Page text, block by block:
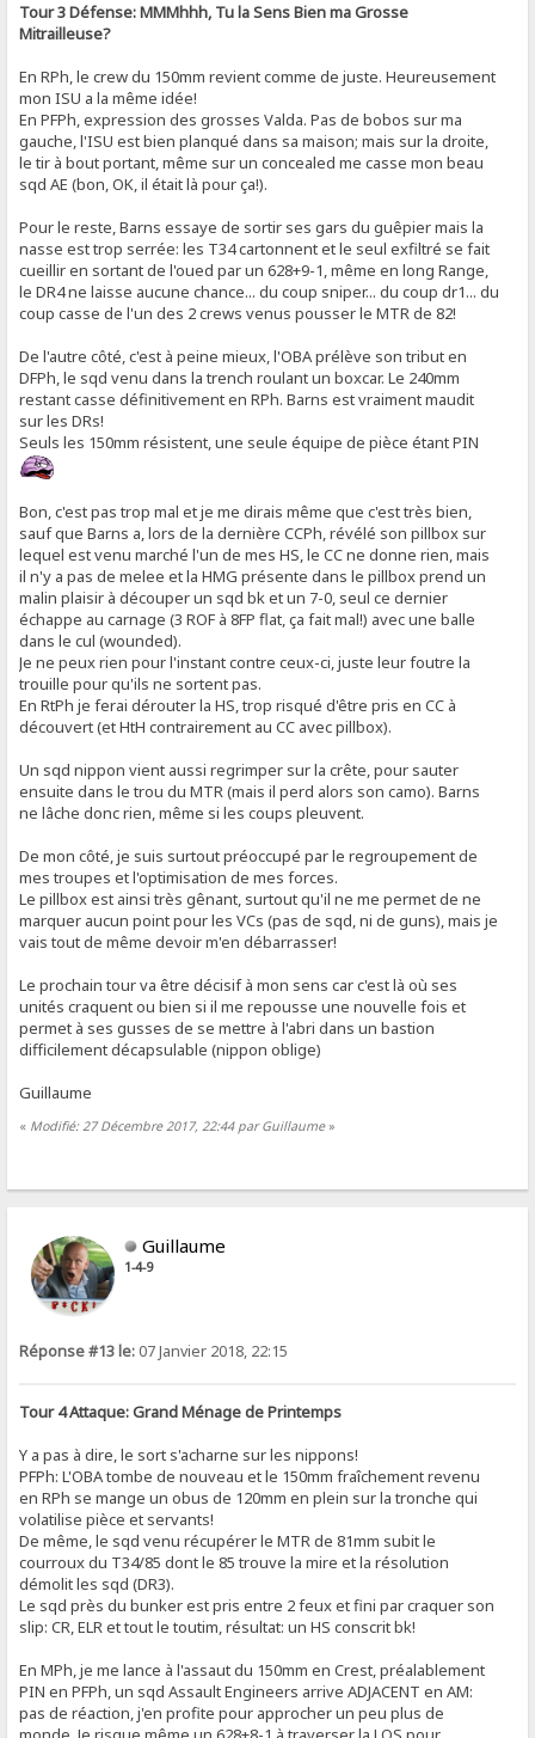
Tour 3 Défense: MMMhhh, Tu la Sens Bien ma Grosse
Mitrailleuse?
En RPh, le crew du 150mm revient comme de juste. Heureusement
mon ISU a la même idée!
En PFPh, expression des grosses Valda. Pas de bobos sur ma
gauche, l'ISU est bien planqué dans sa maison; mais sur la droite,
le tir à bout portant, même sur un concealed me casse mon beau
sqd AE (bon, OK, il était là pour ça!).
Pour le reste, Barns essaye de sortir ses gars du guêpier mais la
nasse est trop serrée: les T34 cartonnent et le seul exfiltré se fait
cueillir en sortant de l'oued par un 628+9-1, même en long Range,
le DR4 ne laisse aucune chance... du coup sniper... du coup dr1... du
coup casse de l'un des 2 crews venus pousser le MTR de 82!
De l'autre côté, c'est à peine mieux, l'OBA prélève son tribut en
DFPh, le sqd venu dans la trench roulant un boxcar. Le 240mm
restant casse définitivement en RPh. Barns est vraiment maudit
sur les DRs!
Seuls les 150mm résistent, une seule équipe de pièce étant PIN
Bon, c'est pas trop mal et je me dirais même que c'est très bien,
sauf que Barns a, lors de la dernière CCPh, révélé son pillbox sur
lequel est venu marché l'un de mes HS, le CC ne donne rien, mais
il n'y a pas de melee et la HMG présente dans le pillbox prend un
malin plaisir à découper un sqd bk et un 7-0, seul ce dernier
échappe au carnage (3 ROF à 8FP flat, ça fait mal!) avec une balle
dans le cul (wounded).
Je ne peux rien pour l'instant contre ceux-ci, juste leur foutre la
trouille pour qu'ils ne sortent pas.
En RtPh je ferai dérouter la HS, trop risqué d'être pris en CC à
découvert (et HtH contrairement au CC avec pillbox).
Un sqd nippon vient aussi regrimper sur la crête, pour sauter
ensuite dans le trou du MTR (mais il perd alors son camo). Barns
ne lâche donc rien, même si les coups pleuvent.
De mon côté, je suis surtout préoccupé par le regroupement de
mes troupes et l'optimisation de mes forces.
Le pillbox est ainsi très gênant, surtout qu'il ne me permet de ne
marquer aucun point pour les VCs (pas de sqd, ni de guns), mais je
vais tout de même devoir m'en débarrasser!
Le prochain tour va être décisif à mon sens car c'est là où ses
unités craquent ou bien si il me repousse une nouvelle fois et
permet à ses gusses de se mettre à l'abri dans un bastion
difficilement décapsulable (nippon oblige)
Guillaume
« Modifié: 27 Décembre 2017, 22:44 par Guillaume»
Guillaume
1-4-9
Réponse #13 le: 07 Janvier 2018, 22:15
Tour 4 Attaque: Grand Ménage de Printemps
Y a pas à dire, le sort s'acharne sur les nippons!
PFPh: L'OBA tombe de nouveau et le 150mm fraîchement revenu
en RPh se mange un obus de 120mm en plein sur la tronche qui
volatilise pièce et servants!
De même, le sqd venu récupérer le MTR de 81mm subit le
courroux du T34/85 dont le 85 trouve la mire et la résolution
démolit les sqd (DR3).
Le sqd près du bunker est pris entre 2 feux et fini par craquer son
slip: CR, ELR et tout le toutim, résultat: un HS conscrit bk!
En MPh, je me lance à l'assaut du 150mm en Crest, préalablement
PIN en PFPh, un sqd Assault Engineers arrive ADJACENT en AM:
pas de réaction, j'en profite pour approcher un peu plus de